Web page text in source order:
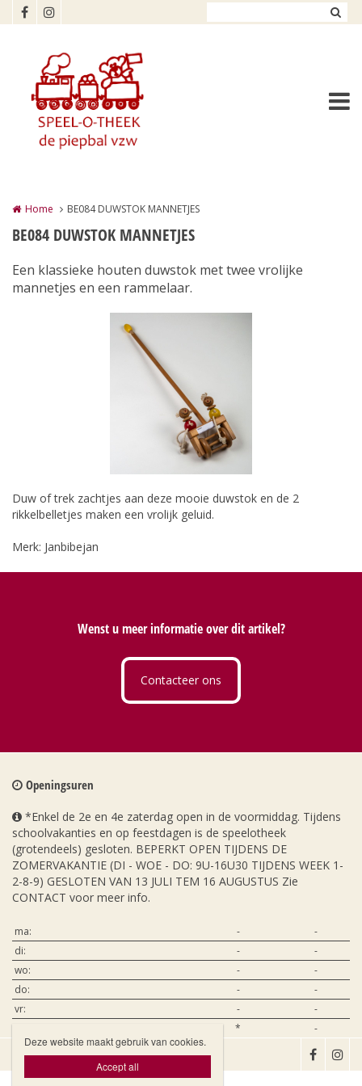
Overslaan en naar de inhoud gaan
Home BE084 DUWSTOK MANNETJES
BE084 DUWSTOK MANNETJES
Een klassieke houten duwstok met twee vrolijke
mannetjes en een rammelaar.
Duw of trek zachtjes aan deze mooie duwstok en de 2
rikkelbelletjes maken een vrolijk geluid.
Merk: Janbibejan
Wenst u meer informatie over dit artikel?
Contacteer ons
Openingsuren
*Enkel de 2e en 4e zaterdag open in de voormiddag. Tijdens
schoolvakanties en op feestdagen is de speelotheek
(grotendeels) gesloten. BEPERKT OPEN TIJDENS DE
ZOMERVAKANTIE (DI - WOE - DO: 9U-16U30 TIJDENS WEEK 1-
2-8-9) GESLOTEN VAN 13 JULI TEM 16 AUGUSTUS Zie
CONTACT voor meer info.
ma: -
-
di:
-
-
wo:
-
-
do:
-
-
vr:
-
-
* -
Deze website maakt gebruik van cookies.
Accept all